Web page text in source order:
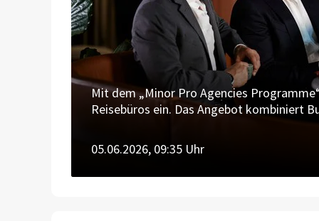
Mit dem „Minor Pro Agencies
Reisebüros ein. Das Angebot kombiniert
05.06.2026, 09:35 Uhr